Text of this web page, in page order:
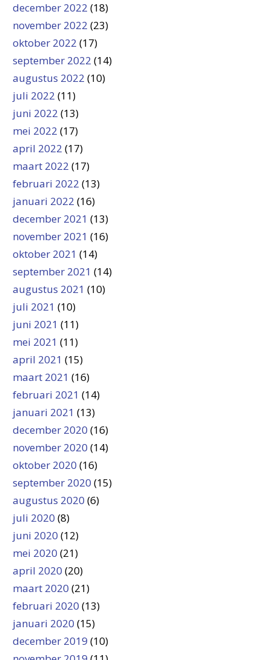
december 2022 (18)
november 2022 (23)
oktober 2022 (17)
september 2022 (14)
augustus 2022 (10)
juli 2022 (11)
juni 2022 (13)
mei 2022 (17)
april 2022 (17)
maart 2022 (17)
februari 2022 (13)
januari 2022 (16)
december 2021 (13)
november 2021 (16)
oktober 2021 (14)
september 2021 (14)
augustus 2021 (10)
juli 2021 (10)
juni 2021 (11)
mei 2021 (11)
april 2021 (15)
maart 2021 (16)
februari 2021 (14)
januari 2021 (13)
december 2020 (16)
november 2020 (14)
oktober 2020 (16)
september 2020 (15)
augustus 2020 (6)
juli 2020 (8)
juni 2020 (12)
mei 2020 (21)
april 2020 (20)
maart 2020 (21)
februari 2020 (13)
januari 2020 (15)
december 2019 (10)